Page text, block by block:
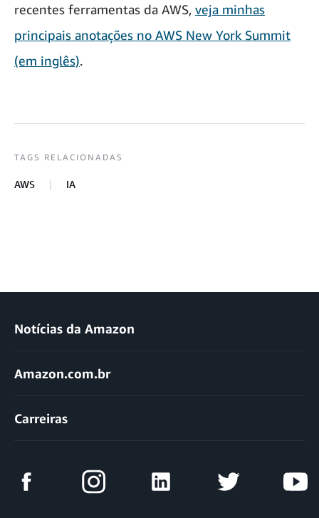
recentes ferramentas da AWS, veja minhas
principais anotações no AWS New York Summit
(em inglês).
TAGS RELACIONADAS
AWS IA
Notícias da Amazon
Amazon.com.br
Carreiras